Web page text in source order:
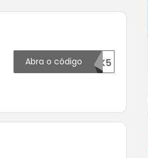
Abra o código66948OTK5